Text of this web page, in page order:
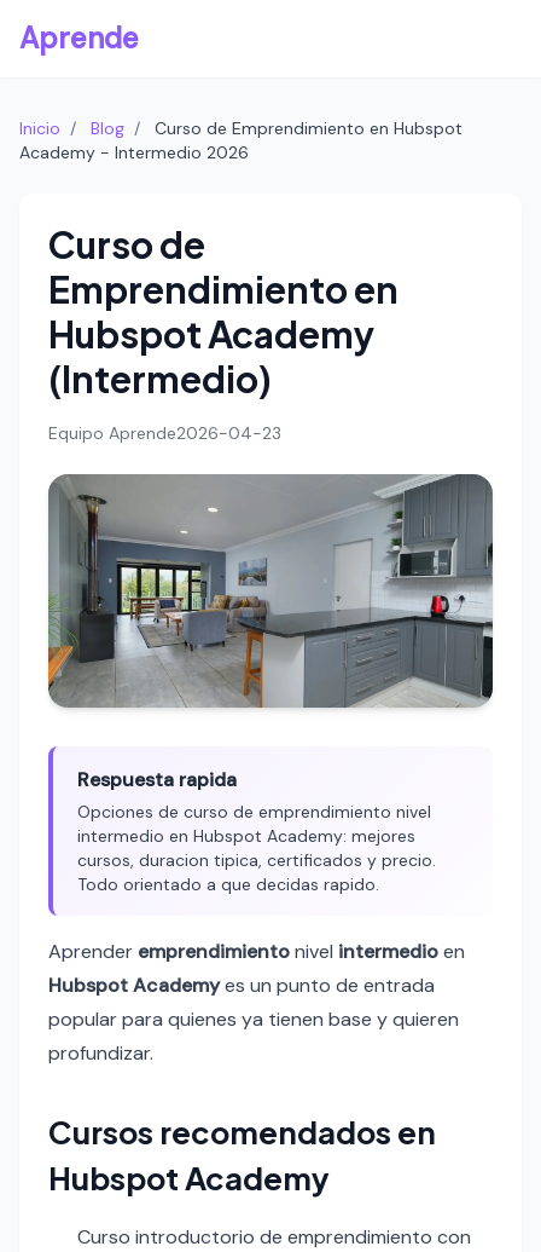
Aprende
Inicio / Blog /
Curso de Emprendimiento en Hubspot
Academy - Intermedio 2026
Curso de
Emprendimiento en
Hubspot Academy
(Intermedio)
Equipo Aprende2026-04-23
Respuesta rapida
Opciones de curso de emprendimiento nivel
intermedio en Hubspot Academy: mejores
cursos, duracion tipica, certificados y precio.
Todo orientado a que decidas rapido.
Aprender emprendimientonivel intermedioen
Hubspot Academyes un punto de entrada
popular para quienes ya tienen base y quieren
profundizar.
Cursos recomendados en
Hubspot Academy
Curso introductorio de emprendimiento con